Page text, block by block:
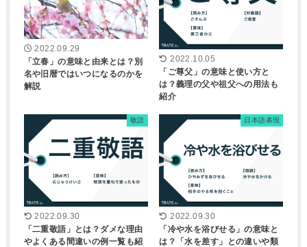
2022.09.29
「立春」の意味と由来とは？別
名や旧暦ではいつになるのかを
解説
2022.10.05
「ご尊父」の意味と使い方と
は？義理の父や祖父への用法も
紹介
敬語
2022.09.30
「二重敬語」とは？ダメな理由
やよくある間違いの例一覧も紹
日本語表現
2022.09.30
「冷や水を浴びせる」の意味と
は？「水を差す」との違いや類